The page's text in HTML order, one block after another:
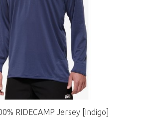
RIDECAMP Jersey [Indigo]